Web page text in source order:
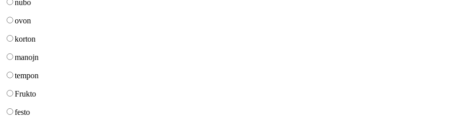
nubo
ovon
korton
manojn
tempon
Frukto
festo